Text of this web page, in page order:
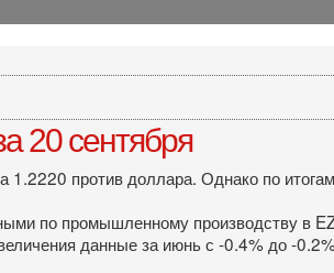
20 сентября
1.2220 против доллара. Однако по
по промышленному производству в
данные за июнь с -0.4% до -